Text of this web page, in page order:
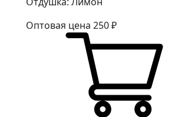
Оптовая цена 250₽